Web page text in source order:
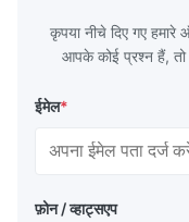
G3466, EN 10219,
कृपया नीचे दिए गए हमारे
आपके कोई प्रश्न हैं, तो
ईमेल*
फ़ोन / व्हाट्सएप